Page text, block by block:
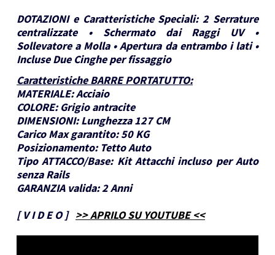
DOTAZIONI e Caratteristiche Speciali: 2 Serrature
centralizzate • Schermato dai Raggi UV •
Sollevatore a Molla • Apertura da entrambo i lati •
Incluse Due Cinghe per fissaggio
Caratteristiche BARRE PORTATUTTO:
MATERIALE:Acciaio
COLORE: Grigio antracite
DIMENSIONI: Lunghezza 127 CM
Carico Max garantito: 50 KG
Posizionamento: Tetto Auto
Tipo ATTACCO/Base: Kit Attacchi incluso per Auto
senza Rails
GARANZIA valida:2 Anni
[V I D E O] >> APRILO SU YOUTUBE <<